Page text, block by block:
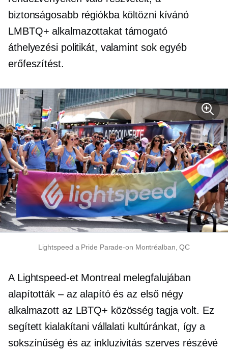
biztonságosabb régiókba költözni kívánó
LMBTQ+ alkalmazottakat támogató
áthelyezési politikát, valamint sok egyéb
erőfeszítést.
Lightspeed a Pride Parade-on Montréalban, QC
A Lightspeed-et Montreal melegfalujában
alapították – az alapító és az első négy
alkalmazott az LBTQ+ közösség tagja volt. Ez
segített kialakítani vállalati kultúránkat, így a
sokszínűség és az inkluzivitás szerves részévé